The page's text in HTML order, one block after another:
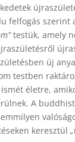
felfogás szerint
testük, amely
új
testben
életre,
A
keresztül